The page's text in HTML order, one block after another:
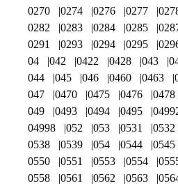
0270
0274 0276 0277
0282
0283 0284 0285
0291
0293 0294 0295
04
042 0422 0428 043
044
045 046 0460 0463
047
0470 0475 0476 0478
049
0493 0494 0495
04998
052 053 0531 0532
0538
0539 054 0544 0545
0550
0551 0553 0554
0558
0561 0562 0563